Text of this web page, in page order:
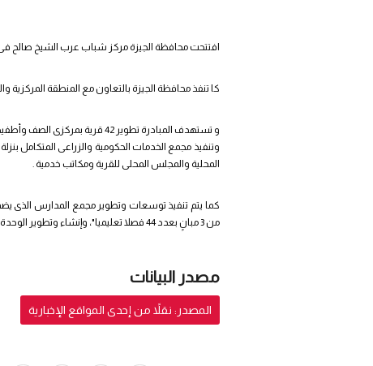
افتتحت محافظة الجيزة مركز شباب عرب الشيخ صالح
كا تنفذ محافظة الجيزة بالتعاون مع المنطقة
المحلية والمجلس المحلى للقرية ومكاتب خدمية .
من 3 مبانٍ بعدد 44 فصلا تعليميا"، وإنشاء وتطوير الوحدة الصحية بالشوبك، وجارى إنشاء محطة رفع الصرف الصحى بعزبة حسن عثمان للإرتقاء بالبنية التحية للقرية لخدمة نحو 10 آلاف نسمة
مصدر البيانات
المصدر: نقلاً من إحدى المواقع الإخبارية